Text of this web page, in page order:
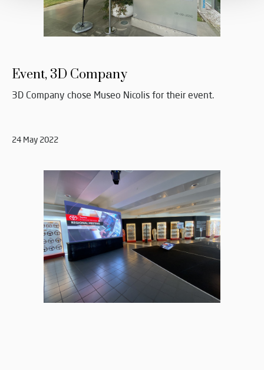
Event, 3D Company
3D Company chose Museo Nicolis for their event.
24 May 2022